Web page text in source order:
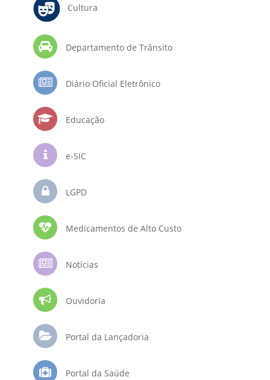
Cultura
Departamento de Trânsito
Diário Oficial Eletrônico
Educação
e-SIC
LGPD
Medicamentos de Alto Custo
Notícias
Ouvidoria
Portal da Lançadoria
Portal da Saúde